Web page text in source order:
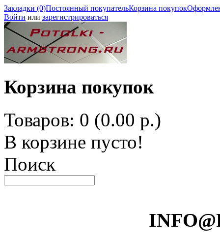
Закладки (0)Постоянный покупательКорзина покупок
Войти или зарегистрироваться
Корзина покупок
Товаров: 0 (0.00 р.)
В корзине пусто!
Поиск